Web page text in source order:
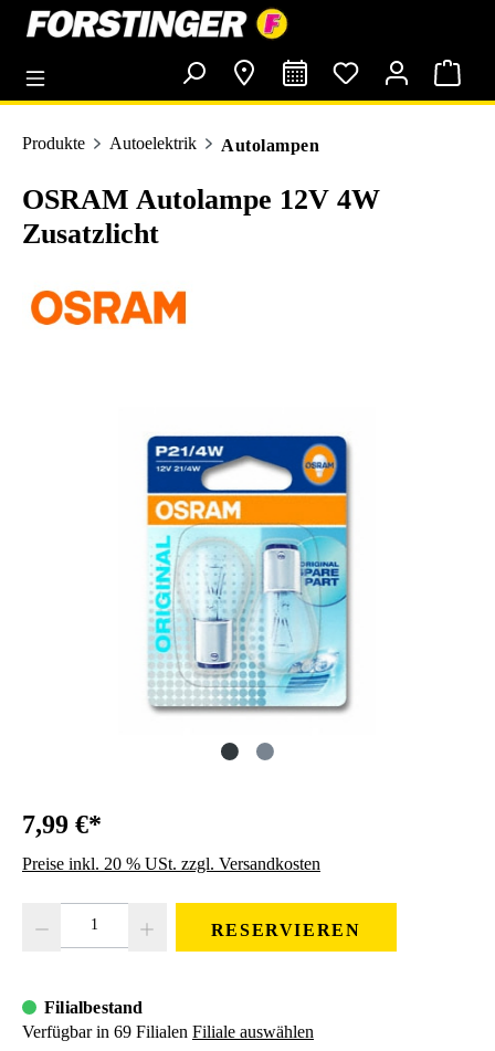
springen
Produkte Autoelektrik Autolampen
OSRAM Autolampe 12V 4W
Zusatzlicht
7,99 €*
Preise inkl. 20 % USt. zzgl. Versandkosten
RESERVIEREN
Filialbestand
Verfügbar in 69 Filialen Filiale auswählen